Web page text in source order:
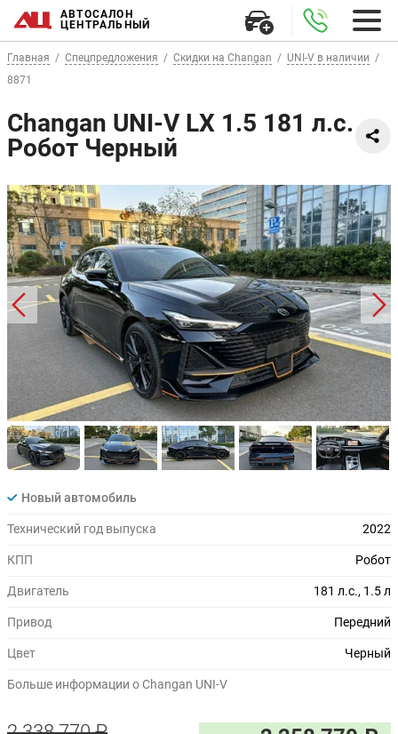
АВТОСАЛОН
ЦЕНТРАЛЬНЫЙ
Главная Спецпредложения Скидки на Changan
UNI-V в наличии
8871
Changan UNI-V LX 1.5 181 л.с.
Робот Черный
Новый автомобиль
Технический год выпуска 2022
КПП Робот
Двигатель 181 л.с., 1.5 л
Привод Передний
Цвет Черный
Больше информации о Changan UNI-V